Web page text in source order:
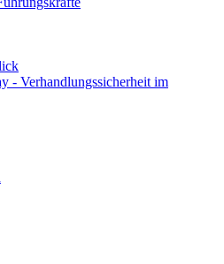
- Verhandlungssicherheit im